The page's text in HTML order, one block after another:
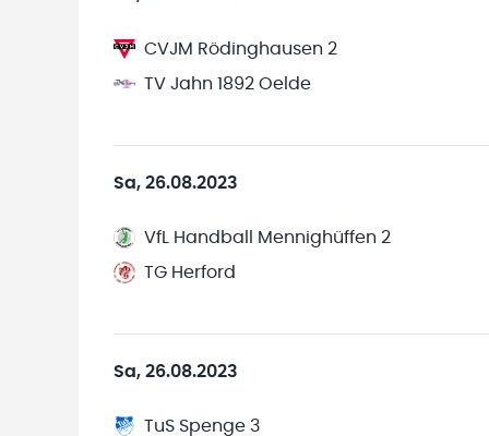
CVJM Rödinghausen 2
TV Jahn 1892 Oelde
Sa, 26.08.2023
VfL Handball Mennighüffen 2
TG Herford
Sa, 26.08.2023
TuS Spenge 3